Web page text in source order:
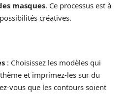
masques. Ce processus est à
créatives.
: Choisissez les modèles qui
et imprimez-les sur du
vous que les contours soient